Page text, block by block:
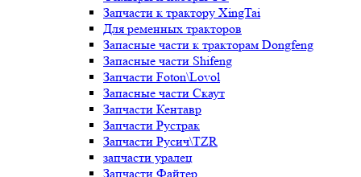
Запчасти к трактору XingTai
Для ременных тракторов
Запасные части к тракторам Dongfeng
Запасные части Shifeng
Запчасти Foton\Lovol
Запасные части Скаут
Запчасти Кентавр
Запчасти Рустрак
Запчасти Русич\TZR
запчасти уралец
Запчасти Файтер